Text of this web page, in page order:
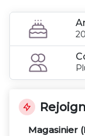
Magasinier